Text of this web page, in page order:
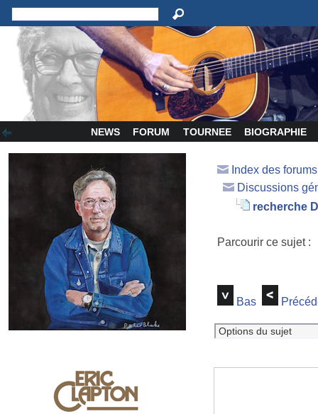
NEWS FORUM TOURNEE BIOGRAPHIE
Index des
Discussions
recherche
Parcourir ce sujet
Bas